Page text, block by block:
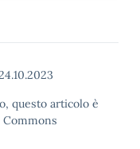
questo articolo è